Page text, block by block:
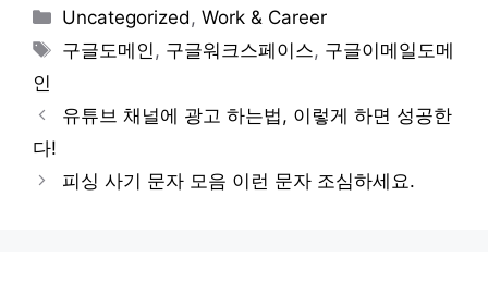
Categories
Uncategorized ,Work & Career
Tags
구글도메인 , 구글워크스페이스, 구글이메일도메
인
유튜브 채널에 광고 하는법, 이렇게 하면 성공한
다!
피싱 사기 문자 모음 이런 문자 조심하세요.